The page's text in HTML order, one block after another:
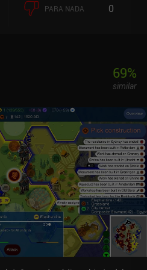
juego cuenta con
ser difícil encontrar una
Por suerte, la IA para un
desafío para variar.Los
suaves y, aunque la animación
los efectos visuales hacen un gran
trata de un juego de mesa.La
de Root y la pronunciada
inconvenientes y pueden
Se requiere mucha paciencia para
que no es un juego hecho para
Game es un juego premium de
iAP bastante caros de 5,99 $
principal añadiendo nuevas
Root es un gran juego de
para cualquier fan del
PARA NADA 0
69%
similar